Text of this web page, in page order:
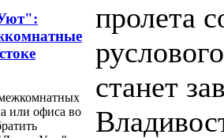
или офиса во
пролета
станет